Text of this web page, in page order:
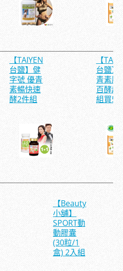
【TAIYEN
台鹽】健
字號 優青
素暢快速
酵2件組
【
台鹽】
青素膠
百酵超
組買5
【Beauty
小舖】
SPORT動
動膠囊
(30粒/1
盒) 2入組